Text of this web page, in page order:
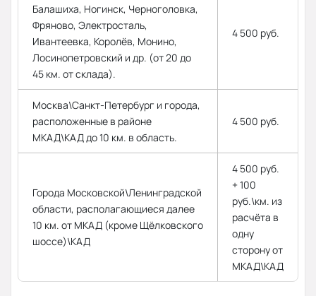
Балашиха, Ногинск, Черноголовка,
Фряново, Электросталь,
Ивантеевка, Королёв, Монино,
Лосинопетровский и др. (от 20 до
45 км. от склада).
4 500 руб.
Москва\Санкт-Петербург и города,
расположенные в районе
МКАД\КАД до 10 км. в область.
4 500 руб.
Города Московской\Ленинградской
области, располагающиеся далее
10 км. от МКАД (кроме Щёлковского
шоссе)\КАД
4 500 руб.
+ 100
руб.\км. из
расчёта в
одну
сторону от
МКАД\КАД